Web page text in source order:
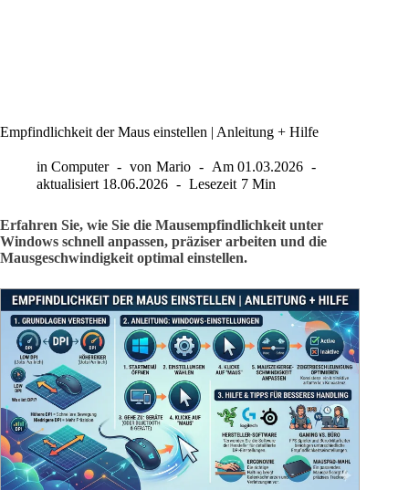
Empfindlichkeit der Maus einstellen | Anleitung + Hilfe
in Computer von Mario Am 01.03.2026
aktualisiert 18.06.2026 Lesezeit 7 Min
Erfahren Sie, wie Sie die Mausempfindlichkeit unter
Windows schnell anpassen, präziser arbeiten und die
Mausgeschwindigkeit optimal einstellen.